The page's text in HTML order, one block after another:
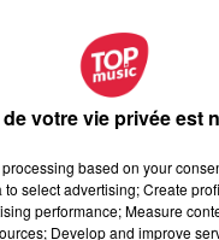
Zoo".
et samedi : 10h30-
votre vie privée est
based on your
select advertising; Create
performance; Measure
Develop and improve